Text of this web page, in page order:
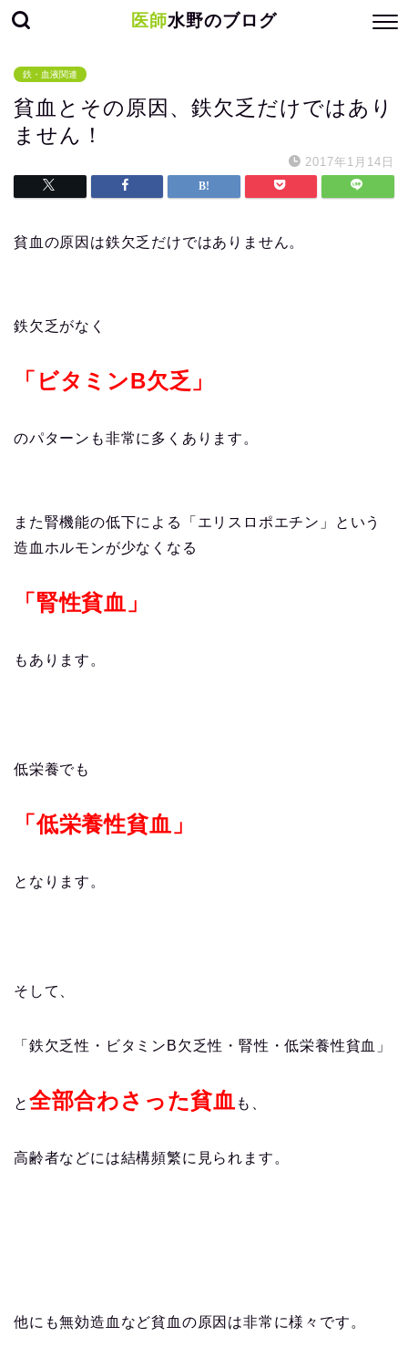
医師水野のブログ
鉄・血液関連
貧血とその原因、鉄欠乏だけではあり
ません！
2017年1月14日
貧血の原因は鉄欠乏だけではありません。
鉄欠乏がなく
「ビタミンB欠乏」
のパターンも非常に多くあります。
また腎機能の低下による「エリスロポエチン」という
造血ホルモンが少なくなる
「 腎性貧血」
もあります。
低栄養でも
「低栄養性貧血」
となります。
そして、
「鉄欠乏性・ビタミンB欠乏性・腎性・低栄養性貧血」
と 全部合わさった貧血 も、
高齢者などには結構頻繁に見られます。
他にも無効造血など貧血の原因は非常に様々です。